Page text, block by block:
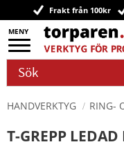
Meny
Frakt från 100kr
HANDVERKTYG RING-
T-GREPP